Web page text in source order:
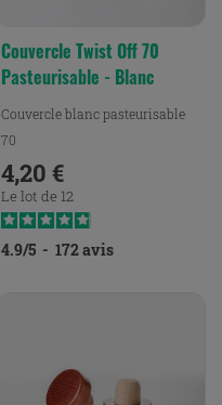
Couvercle Twist Off 70
Pasteurisable - Blanc
Couvercle blanc pasteurisable
70
Prix
4,20 €
Le lot de 12
4.9/5 - 172avis